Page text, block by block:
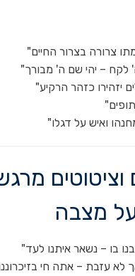
צרורה בצרור החיים"
לקח – יהי שם ה' מבורך"
יזהירו כזהר הרקיע"
ואיש על דגלו"
מצבה
בו – נשאר איתנו לעד"
לא עזבת – אתה חי